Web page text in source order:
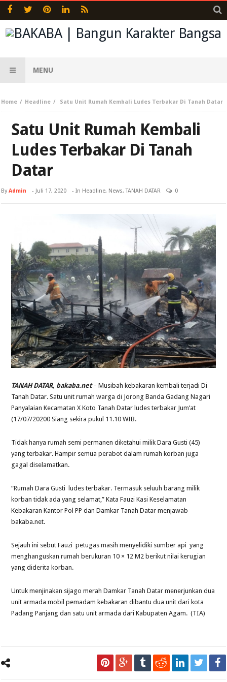
MENU
Home Headline Satu Unit Rumah Kembali Ludes Terbakar Di Tanah Datar
Satu Unit Rumah Kembali
Ludes Terbakar Di Tanah
Datar
ByAdmin - Juli 17, 2020 - In Headline, News,TANAH DATAR 0
TANAH DATAR, bakaba.net – Musibah kebakaran kembali terjadi Di
Tanah Datar. Satu unit rumah warga di Jorong Banda Gadang Nagari
Panyalaian Kecamatan X Koto Tanah Datar ludes terbakar Jum’at
(17/07/20200 Siang sekira pukul 11.10 WIB.
Tidak hanya rumah semi permanen diketahui milik Dara Gusti (45)
yang terbakar. Hampir semua perabot dalam rumah korban juga
gagal diselamatkan.
“Rumah Dara Gusti ludes terbakar. Termasuk seluuh barang milik
korban tidak ada yang selamat,” Kata Fauzi Kasi Keselamatan
Kebakaran Kantor Pol PP dan Damkar Tanah Datar menjawab
bakaba.net.
Sejauh ini sebut Fauzi petugas masih menyelidiki sumber api yang
menghanguskan rumah berukuran 10 × 12 M2 berikut nilai kerugian
yang diderita korban.
Untuk menjinakan sijago merah Damkar Tanah Datar menerjunkan dua
unit armada mobil pemadam kebakaran dibantu dua unit dari kota
Padang Panjang dan satu unit armada dari Kabupaten Agam. (TIA)